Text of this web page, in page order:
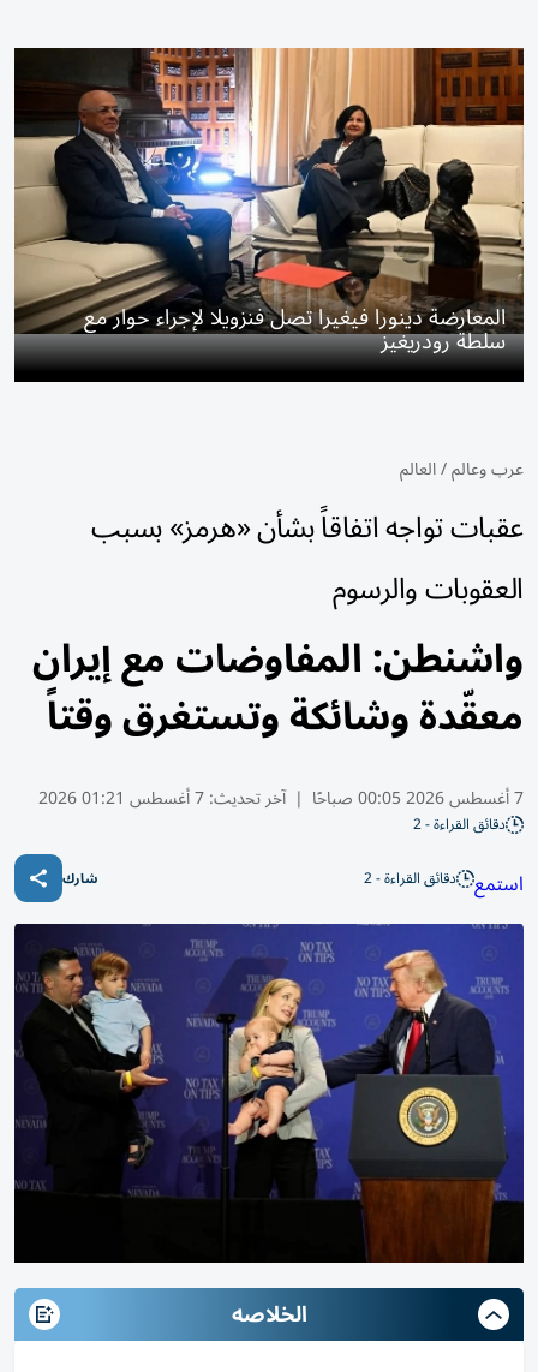
المعارضة دينورا فيغيرا تصل فنزويلا لإجراء حوار مع
سلطة رودريغيز
عرب وعالم/العالم
عقبات تواجه اتفاقاً بشأن «هرمز» بسبب
العقوبات والرسوم
واشنطن: المفاوضات مع إيران
معقّدة وشائكة وتستغرق وقتاً
7 أغسطس 2026 00:05 صباحًا | آخر تحديث:7 أغسطس 01:21 2026
دقائق القراءة - 2
استمع دقائق القراءة - 2 شارك
الخلاصه